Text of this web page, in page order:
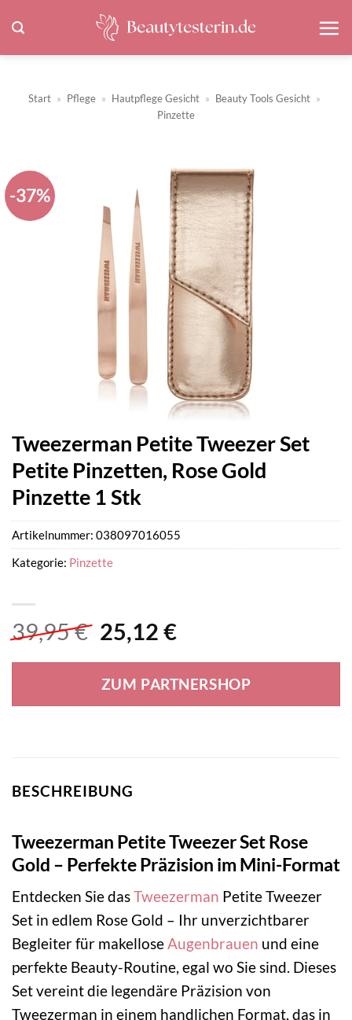
Inhalt
springen
Start » Pflege » Hautpflege Gesicht » Beauty Tools Gesicht »
Pinzette
-37%
Tweezerman Petite Tweezer Set
Petite Pinzetten, Rose Gold
Pinzette 1 Stk
39,95€ Ursprünglicher
war:
39,95 €
25,12 €Aktueller
ist:
25,12 €.
ZUM PARTNERSHOP
Artikelnummer: 038097016055
Kategorie: Pinzette
BESCHREIBUNG
Tweezerman Petite Tweezer Set Rose
Gold – Perfekte Präzision im Mini-Format
Entdecken Sie dasTweezerman Petite Tweezer
Set in edlem Rose Gold – Ihr unverzichtbarer
Begleiter für makelloseAugenbrauen und eine
perfekte Beauty-Routine, egal wo Sie sind. Dieses
Set vereint die legendäre Präzision von
Tweezerman in einem handlichen Format, das in